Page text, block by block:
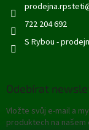
prodejna.rpsteti
722 204 692
S Rybou -
Odebírat
Vložte svůj e-mail a
produktech na našem